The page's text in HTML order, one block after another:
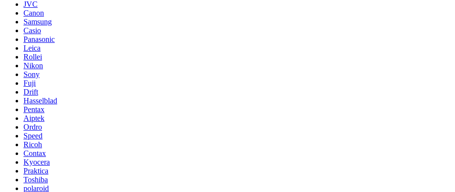
JVC
Canon
Samsung
Casio
Panasonic
Leica
Rollei
Nikon
Sony
Fuji
Drift
Hasselblad
Pentax
Aiptek
Ordro
Speed
Ricoh
Contax
Kyocera
Praktica
Toshiba
polaroid